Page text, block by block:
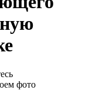
фото